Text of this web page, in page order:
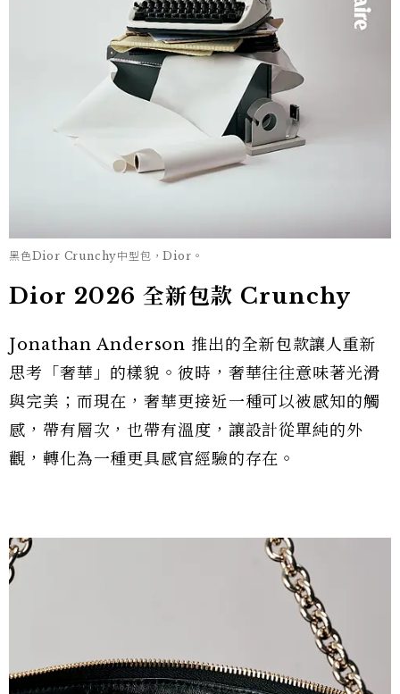
黑色Dior Crunchy中型包，Dior。
Dior 2026 全新包款 Crunchy
Jonathan Anderson 推出的全新包款讓人重新
思考「奢華」的樣貌。彼時，奢華往往意味著光滑
與完美；而現在，奢華更接近一種可以被感知的觸
感，帶有層次，也帶有溫度，讓設計從單純的外
觀，轉化為一種更具感官經驗的存在。